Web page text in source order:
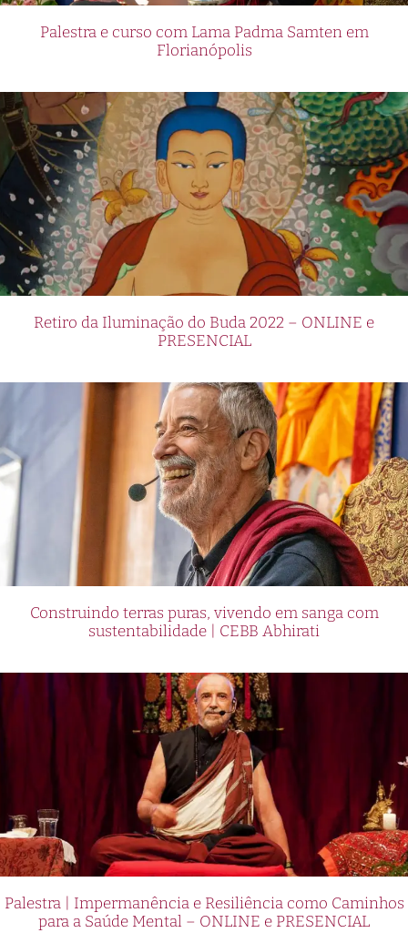
Palestra e curso com Lama Padma Samten em
Florianópolis
Retiro da Iluminação do Buda 2022 – ONLINE e
PRESENCIAL
Construindo terras puras, vivendo em sanga com
sustentabilidade | CEBB Abhirati
Palestra | Impermanência e Resiliência como Caminhos
para a Saúde Mental – ONLINE e PRESENCIAL